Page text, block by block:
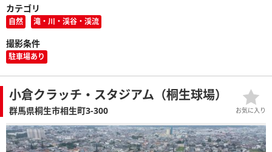
カテゴリ
自然 滝・川・渓谷・渓流
撮影条件
駐車場あり
小倉クラッチ・スタジアム（桐生球場）
群馬県桐生市相生町3-300 お気に入り